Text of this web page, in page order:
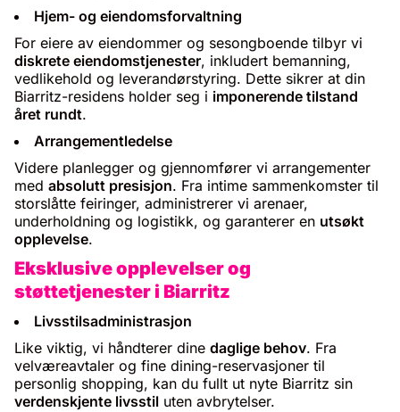
Hjem- og eiendomsforvaltning
For eiere av eiendommer og sesongboende tilbyr vi
diskrete eiendomstjenester, inkludert bemanning,
vedlikehold og leverandørstyring. Dette sikrer at din
Biarritz-residens holder seg i imponerende tilstand
året rundt.
Arrangementledelse
Videre planlegger og gjennomfører vi arrangementer
med absolutt presisjon. Fra intime sammenkomster til
storslåtte feiringer, administrerer vi arenaer,
underholdning og logistikk, og garanterer en utsøkt
opplevelse.
Eksklusive opplevelser og
støttetjenester i Biarritz
Livsstilsadministrasjon
Like viktig, vi håndterer dine daglige behov. Fra
velværeavtaler og fine dining-reservasjoner til
personlig shopping, kan du fullt ut nyte Biarritz sin
verdenskjente livsstil uten avbrytelser.